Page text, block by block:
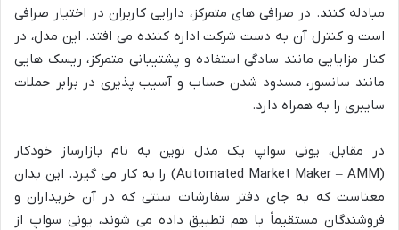
مبادله کنند. در صرافی های متمرکز، دارایی کاربران در اختیار صرافی
است و کنترل آن به دست شرکت اداره کننده می افتد. این مدل، در
کنار مزایایی مانند سادگی استفاده و پشتیبانی متمرکز، ریسک هایی
مانند سانسور، مسدود شدن حساب و آسیب پذیری در برابر حملات
سایبری را به همراه دارد.
در مقابل، یونی سواپ یک مدل نوین به نام بازارساز خودکار
(Automated Market Maker – AMM) را به کار می گیرد. این بدان
معناست که به جای دفتر سفارشات سنتی که در آن خریداران و
فروشندگان مستقیماً با هم تطبیق داده می شوند، یونی سواپ از